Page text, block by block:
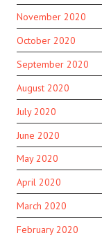
November 2020
October 2020
September 2020
August 2020
July 2020
June 2020
May 2020
April 2020
March 2020
February 2020